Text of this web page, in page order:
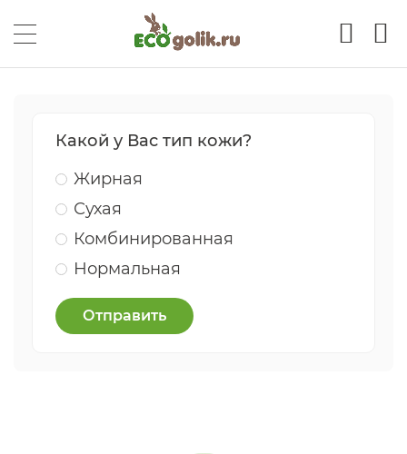
Какой у Вас тип кожи?
Жирная
Сухая
Комбинированная
Нормальная
Отправить